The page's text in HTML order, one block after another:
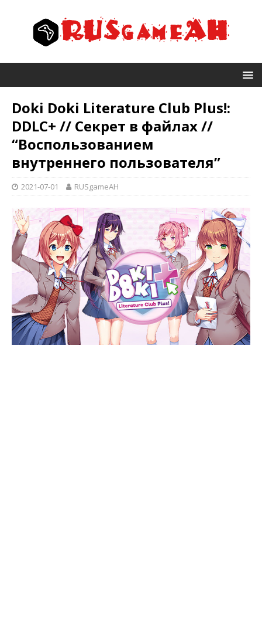
Doki Doki Literature Club Plus!:
DDLC+ // Секрет в файлах //
“Воспользованием
внутреннего пользователя”
2021-07-01 RUSgameAH